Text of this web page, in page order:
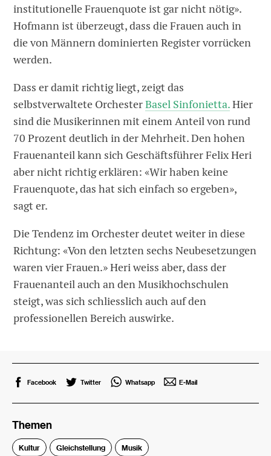
institutionelle Frauenquote ist gar nicht nötig».
Hofmann ist überzeugt, dass die Frauen auch in
die von Männern dominierten Register vorrücken
werden.
Dass er damit richtig liegt, zeigt das
selbstverwaltete OrchesterBasel Sinfonietta.Hier
sind die Musikerinnen mit einem Anteil von rund
70 Prozent deutlich in der Mehrheit. Den hohen
Frauenanteil kann sich Geschäftsführer Felix Heri
aber nicht richtig erklären: «Wir haben keine
Frauenquote, das hat sich einfach so ergeben»,
sagt er.
Die Tendenz im Orchester deutet weiter in diese
Richtung: «Von den letzten sechs Neubesetzungen
waren vier Frauen.» Heri weiss aber, dass der
Frauenanteil auch an den Musikhochschulen
steigt, was sich schliesslich auch auf den
professionellen Bereich auswirke.
Facebook Twitter Whatsapp E-Mail
Themen
Kultur Gleichstellung Musik